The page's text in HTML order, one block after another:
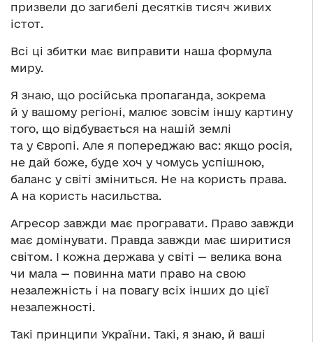
призвели до загибелі десятків тисяч живих
істот.
Всі ці збитки має виправити наша формула
миру.
Я знаю, що російська пропаганда, зокрема
й у вашому регіоні, малює зовсім іншу картину
того, що відбувається на нашій землі
та у Європі. Але я попереджаю вас: якщо росія,
не дай боже, буде хоч у чомусь успішною,
баланс у світі зміниться. Не на користь права.
А на користь насильства.
Агресор завжди має програвати. Право завжди
має домінувати. Правда завжди має ширитися
світом. І кожна держава у світі — велика вона
чи мала — повинна мати право на свою
незалежність і на повагу всіх інших до цієї
незалежності.
Такі принципи України. Такі, я знаю, й ваші